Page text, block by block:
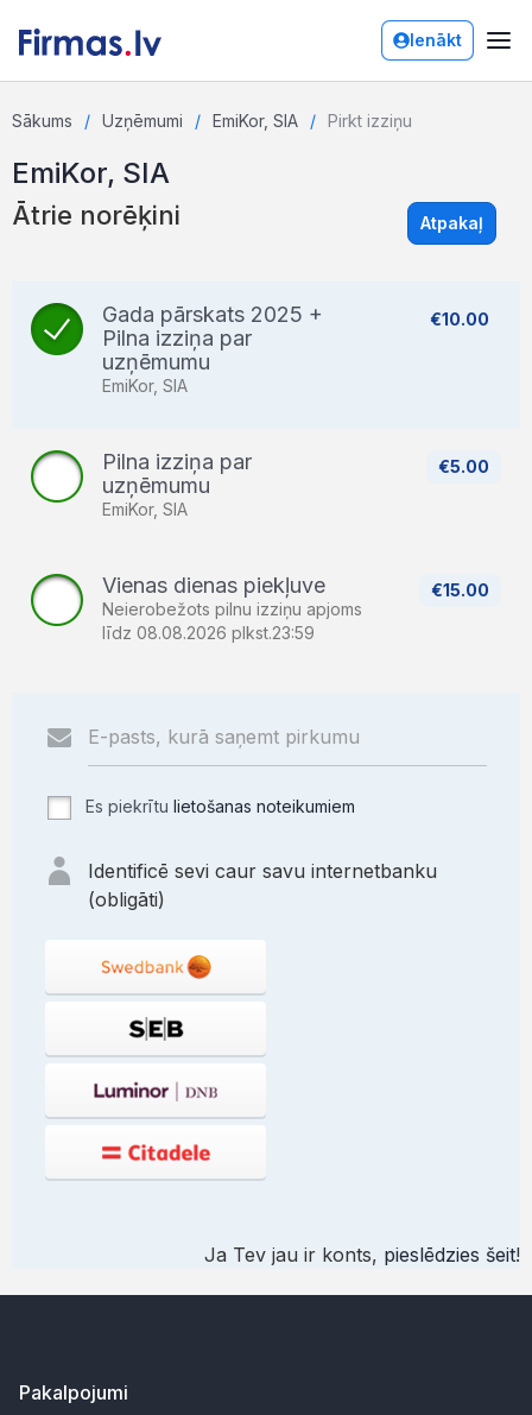
Ienākt
Sākums Uzņēmumi EmiKor, SIA Pirkt izziņu
EmiKor, SIA
Ātrie norēķini Atpakaļ
€10.00
Gada pārskats 2025 +
Pilna izziņa par
uzņēmumu
EmiKor, SIA
€5.00
Pilna izziņa par
uzņēmumu
EmiKor, SIA
€15.00
Vienas dienas piekļuve
Neierobežots pilnu izziņu apjoms
līdz 08.08.2026 plkst.23:59
Es piekrītu lietošanas noteikumiem
Identificē sevi caur savu internetbanku
(obligāti)
Ja Tev jau ir konts, pieslēdzies šeit!
Pakalpojumi